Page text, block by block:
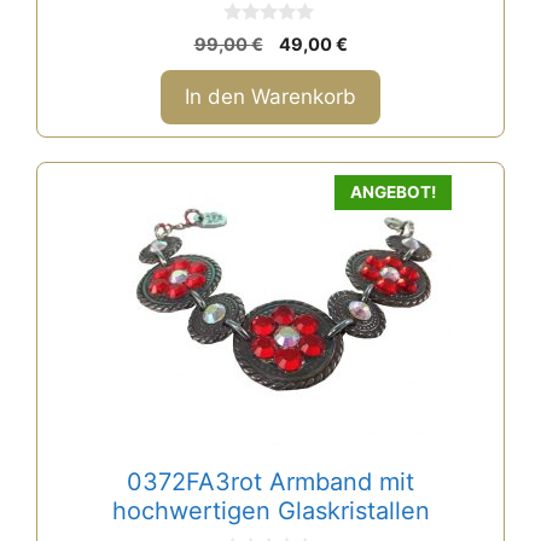
0
v
o
n
5
99,00€
Ursprünglicher
Preis
war:
99,00 €
49,00€Aktueller
Preis
ist:
49,00 €.
In den Warenkorb
ANGEBOT!
0372FA3rot Armband mit
hochwertigen Glaskristallen